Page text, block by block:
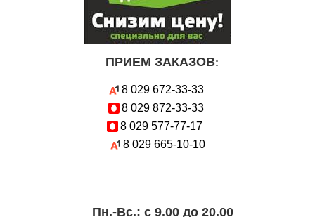
ПРИЕМ ЗАКАЗОВ:
8 029 672-33-33
8 029 872-33-33
8 029 577-77-17
8 029 665-10-10
Пн.-Вc.: с 9.00 до 20.00